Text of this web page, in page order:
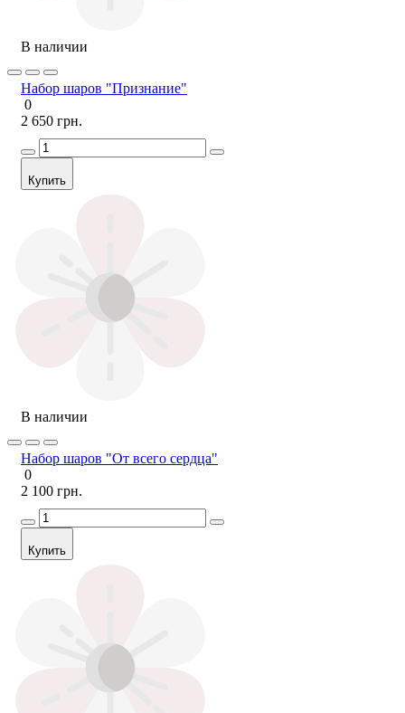
В наличии
Набор шаров "Признание"
0
2 650 грн.
Купить
В наличии
Набор шаров "От всего сердца"
0
2 100 грн.
Купить